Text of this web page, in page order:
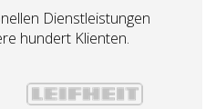
Dienstleistungen
hundert Klienten.